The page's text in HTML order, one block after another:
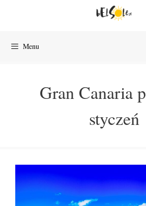
Menu
Gran Canaria
styczeń